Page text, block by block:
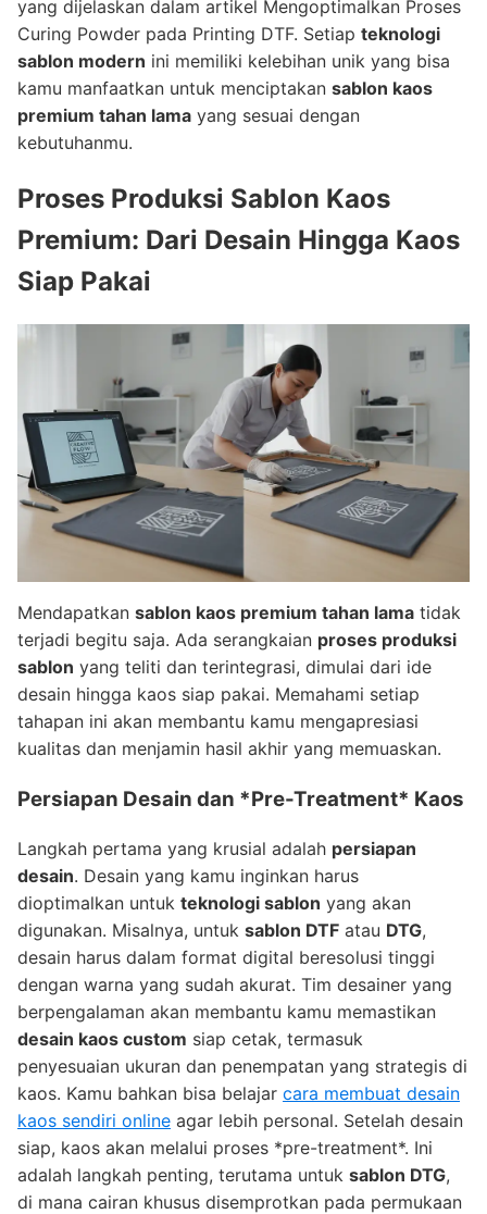
yang dijelaskan dalam artikel Mengoptimalkan Proses
Curing Powder pada Printing DTF. Setiap teknologi
sablon modern ini memiliki kelebihan unik yang bisa
kamu manfaatkan untuk menciptakan sablon kaos
premium tahan lama yang sesuai dengan
kebutuhanmu.
Proses Produksi Sablon Kaos
Premium: Dari Desain Hingga Kaos
Siap Pakai
Mendapatkan sablon kaos premium tahan lama tidak
terjadi begitu saja. Ada serangkaian proses produksi
sablon yang teliti dan terintegrasi, dimulai dari ide
desain hingga kaos siap pakai. Memahami setiap
tahapan ini akan membantu kamu mengapresiasi
kualitas dan menjamin hasil akhir yang memuaskan.
Persiapan Desain dan *Pre-Treatment* Kaos
Langkah pertama yang krusial adalah persiapan
desain. Desain yang kamu inginkan harus
dioptimalkan untuk teknologi sablon yang akan
digunakan. Misalnya, untuk sablon DTF atau DTG,
desain harus dalam format digital beresolusi tinggi
dengan warna yang sudah akurat. Tim desainer yang
berpengalaman akan membantu kamu memastikan
desain kaos custom siap cetak, termasuk
penyesuaian ukuran dan penempatan yang strategis di
kaos. Kamu bahkan bisa belajar cara membuat desain
kaos sendiri online agar lebih personal. Setelah desain
siap, kaos akan melalui proses *pre-treatment*. Ini
adalah langkah penting, terutama untuk sablon DTG,
di mana cairan khusus disemprotkan pada permukaan